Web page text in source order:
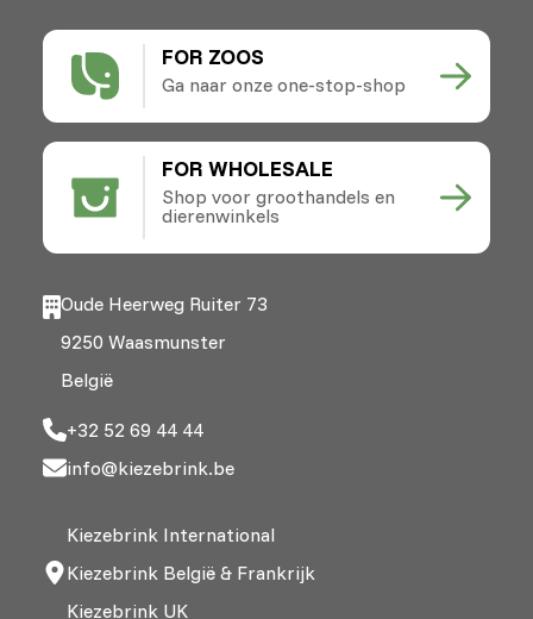
FOR ZOOS
Ga naar onze one-stop-shop
FOR WHOLESALE
Shop voor groothandels en
dierenwinkels
Oude Heerweg Ruiter 73
9250 Waasmunster
België
+32 52 69 44 44
info@kiezebrink.be
Kiezebrink International
Kiezebrink België & Frankrijk
Kiezebrink UK